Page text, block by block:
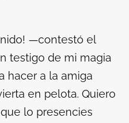
—contestó el
testigo de mi magia
hacer a la amiga
en pelota. Quiero
lo presencies